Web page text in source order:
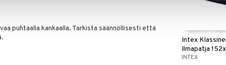
puhtaalla kankaalla. Tarkista säännöllisesti että
Intex
Ilmapatja
INTEX